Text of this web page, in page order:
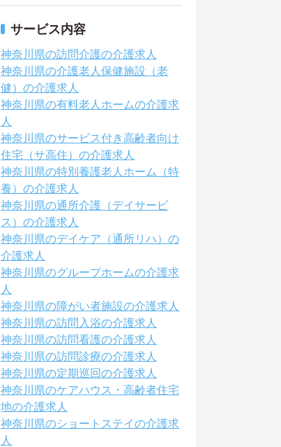
サービス内容
神奈川県の訪問介護の介護求人
神奈川県の介護老人保健施設（老
健）の介護求人
神奈川県の有料老人ホームの介護求
人
神奈川県のサービス付き高齢者向け
住宅（サ高住）の介護求人
神奈川県の特別養護老人ホーム（特
養）の介護求人
神奈川県の通所介護（デイサービ
ス）の介護求人
神奈川県のデイケア（通所リハ）の
介護求人
神奈川県のグループホームの介護求
人
神奈川県の障がい者施設の介護求人
神奈川県の訪問入浴の介護求人
神奈川県の訪問看護の介護求人
神奈川県の訪問診療の介護求人
神奈川県の定期巡回の介護求人
神奈川県のケアハウス・高齢者住宅
地の介護求人
神奈川県のショートステイの介護求
人